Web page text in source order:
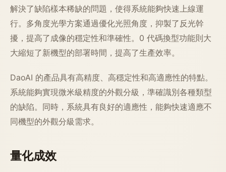
解決了缺陷樣本稀缺的問題，使得系統能夠快速上線運
行。多角度光學方案通過優化光照角度，抑製了反光幹
擾，提高了成像的穩定性和準確性。0 代碼換型功能則大
大縮短了新機型的部署時間，提高了生產效率。
DaoAI 的產品具有高精度、高穩定性和高適應性的特點。
系統能夠實現微米級精度的外觀分級，準確識別各種類型
的缺陷。同時，系統具有良好的適應性，能夠快速適應不
同機型的外觀分級需求。
量化成效